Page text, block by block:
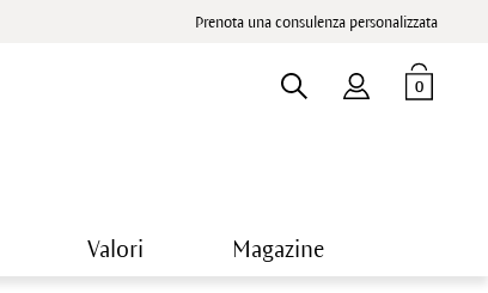
Prenota una consulenza personalizzata
0
Valori Magazine